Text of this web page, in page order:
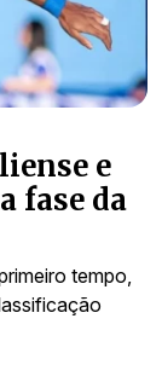
e
fase da
tempo,